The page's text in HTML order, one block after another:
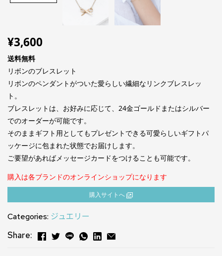
¥3,600
送料無料
リボンのブレスレット
リボンのペンダントがついた愛らしい繊細なリンクブレスレッ
ト。
ブレスレットは、お好みに応じて、24金ゴールドまたはシルバー
でのオーダーが可能です。
そのままギフト用としてもプレゼントできる可愛らしいギフトパ
ッケージに包まれた状態でお届けします。
ご要望があればメッセージカードをつけることも可能です。
購入は各ブランドのオンラインショップになります
購⼊サイトへ
Categories: ジュエリー
Share: